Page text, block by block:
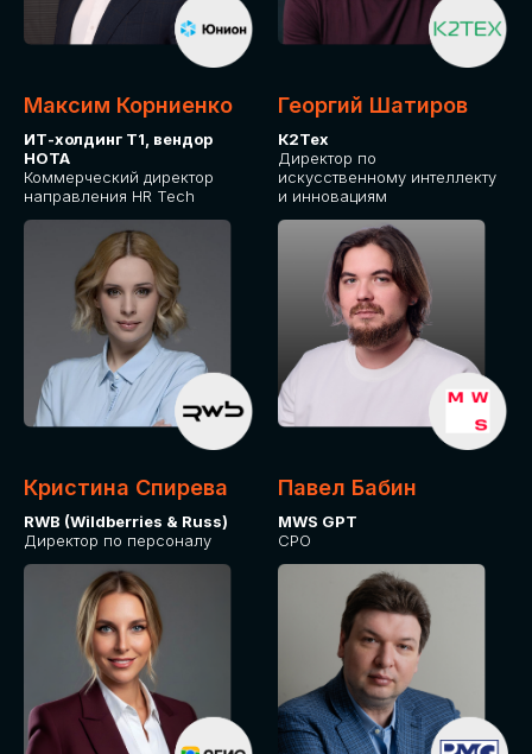
Максим Корниенко
ИТ-холдинг Т1, вендор
НОТА
Коммерческий директор
направления HR Tech
Георгий Шатиров
К2Тех
Директор по
искусственному интеллекту
и инновациям
Кристина Спирева
RWB (Wildberries & Russ)
Директор по персоналу
Павел Бабин
MWS GPT
CPO